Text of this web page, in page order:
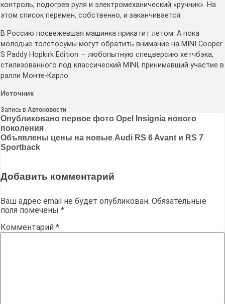
контроль, подогрев руля и электромеханический «ручник». На
этом список перемен, собственно, и заканчивается.
В Россию посвежевшая машинка прикатит летом. А пока
молодые толстосумы могут обратить внимание на MINI Cooper
S Paddy Hopkirk Edition — любопытную спецверсию хетчбэка,
стилизованного под классический MINI, принимавший участие в
ралли Монте-Карло.
Источник
Запись в Автоновости
Навигация
по
записям
Опубликовано первое фото Opel Insignia нового
поколения
Объявлены цены на новые Audi RS 6 Avant и RS 7
Sportback
Добавить комментарий
Ваш адрес email не будет опубликован. Обязательные
поля помечены *
Комментарий *